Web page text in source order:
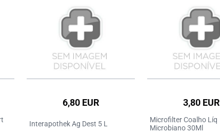
6,80 EUR
Interapothek Ag Dest 5 L
3,80 EUR
Microfilter Coalho Líq
Microbiano 30Ml